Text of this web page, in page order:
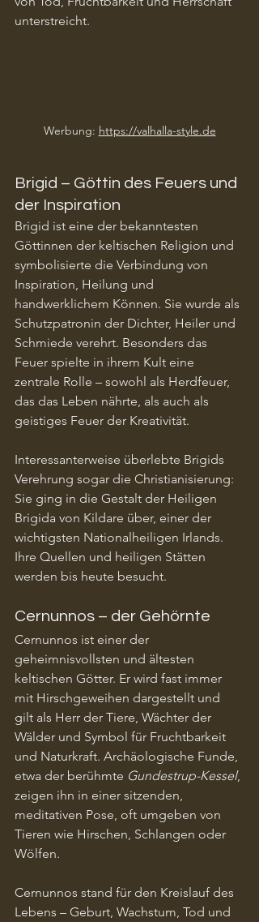
unterstreicht.
Werbung: https://valhalla-style.de
Brigid – Göttin des Feuers und
der Inspiration
Brigid ist eine der bekanntesten
Göttinnen der keltischen Religion und
symbolisierte die Verbindung von
Inspiration, Heilung und
handwerklichem Können. Sie wurde als
Schutzpatronin der Dichter, Heiler und
Schmiede verehrt. Besonders das
Feuer spielte in ihrem Kult eine
zentrale Rolle – sowohl als Herdfeuer,
das das Leben nährte, als auch als
geistiges Feuer der Kreativität.
Interessanterweise überlebte Brigids
Verehrung sogar die Christianisierung:
Sie ging in die Gestalt der Heiligen
Brigida von Kildare über, einer der
wichtigsten Nationalheiligen Irlands.
Ihre Quellen und heiligen Stätten
werden bis heute besucht.
Cernunnos – der Gehörnte
Cernunnos ist einer der
geheimnisvollsten und ältesten
keltischen Götter. Er wird fast immer
mit Hirschgeweihen dargestellt und
gilt als Herr der Tiere, Wächter der
Wälder und Symbol für Fruchtbarkeit
und Naturkraft. Archäologische Funde,
etwa der berühmte Gundestrup-Kessel,
zeigen ihn in einer sitzenden,
meditativen Pose, oft umgeben von
Tieren wie Hirschen, Schlangen oder
Wölfen.
Cernunnos stand für den Kreislauf des
Lebens – Geburt, Wachstum, Tod und